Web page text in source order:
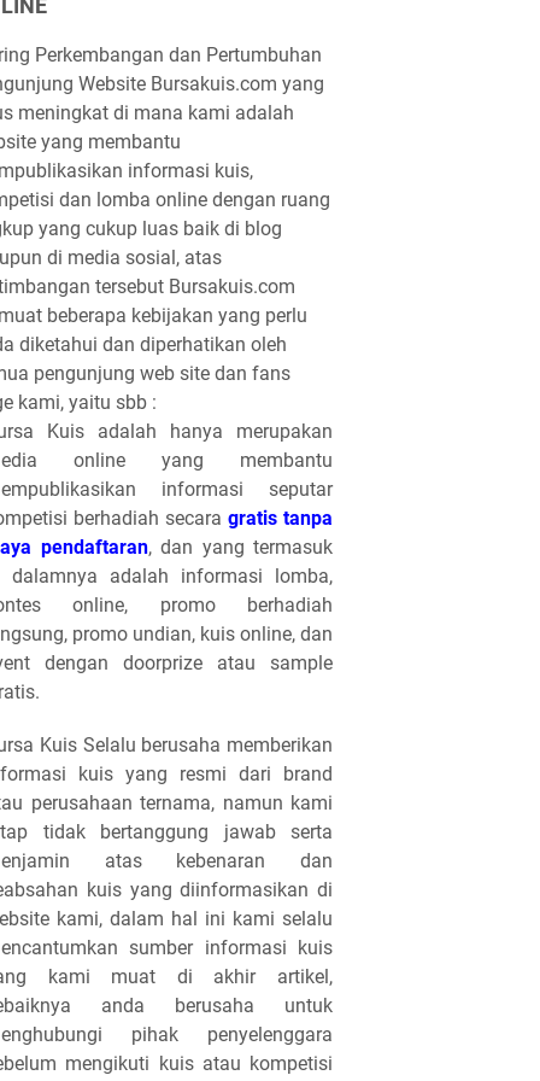
Perkembangan dan Pertumbuhan
Website Bursakuis.com yang
meningkat di mana kami adalah
yang membantu
informasi kuis,
dan lomba online dengan ruang
yang cukup luas baik di blog
di media sosial, atas
tersebut Bursakuis.com
beberapa kebijakan yang perlu
diketahui dan diperhatikan oleh
pengunjung web site dan fans
kami, yaitu sbb :
Kuis adalah hanya merupakan
online yang membantu
informasi seputar
berhadiah secara gratis tanpa
pendaftaran, dan yang termasuk
dalamnya adalah informasi lomba,
online, promo berhadiah
promo undian, kuis online, dan
dengan doorprize atau sample
Kuis Selalu berusaha memberikan
kuis yang resmi dari brand
perusahaan ternama, namun kami
tidak bertanggung jawab serta
atas kebenaran dan
kuis yang diinformasikan di
kami, dalam hal ini kami selalu
sumber informasi kuis
kami muat di akhir artikel,
anda berusaha untuk
pihak penyelenggara
mengikuti kuis atau kompetisi